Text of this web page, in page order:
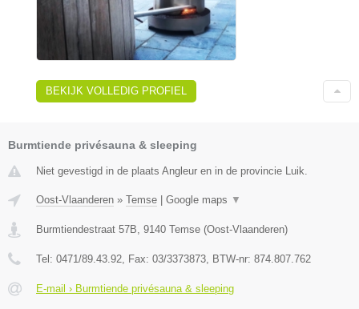
BEKIJK VOLLEDIG PROFIEL
Burmtiende privésauna & sleeping
Niet gevestigd in de plaats Angleur en in de provincie Luik.
Oost-Vlaanderen » Temse Google maps ▼
Burmtiendestraat 57B, 9140 Temse (Oost-Vlaanderen)
Tel: 0471/89.43.92, Fax: 03/3373873, BTW-nr: 874.807.762
E-mail › Burmtiende privésauna & sleeping